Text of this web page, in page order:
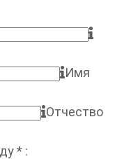
Имя
Отчество
* :